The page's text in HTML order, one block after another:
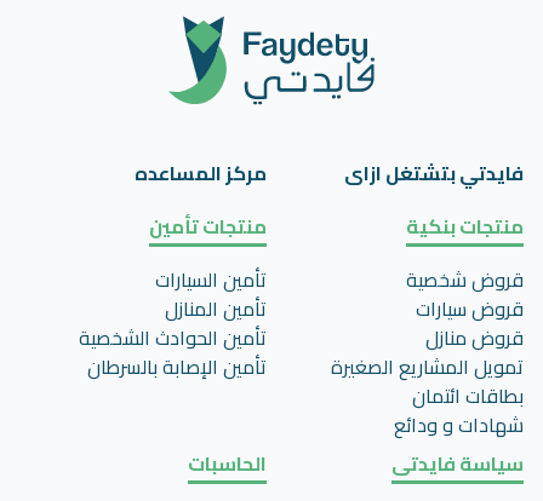
فايدتي بتشتغل ازاى
مركز المساعده
منتجات بنكية
قروض شخصية
قروض سيارات
قروض منازل
تمويل المشاريع الصغيرة
بطاقات ائتمان
شهادات و ودائع
منتجات تأمين
تأمين السيارات
تأمين المنازل
تأمين الحوادث الشخصية
تأمين اﻹصابة بالسرطان
سياسة فايدتى
الحاسبات